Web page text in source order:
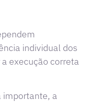
individual dos
execução correta
importante, a